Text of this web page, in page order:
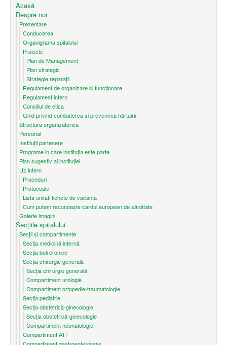
Acasă
Despre noi
Prezentare
Conducerea
Organigrama spitalului
Proiecte
Plan de Management
Plan strategic
Strategie reparații
Regulament de organizare si funcționare
Regulament intern
Consiliul de etica
Ghid privind combaterea si prevenirea hărțuirii
Structura organizatorica
Personal
Instituții partenere
Programe in care instituția este parte
Plan sugestiv al instituției
Uz intern
Proceduri
Protocoale
Lista unitati tichete de vacanta
Cum putem recunoaşte cardul european de sănătate
Galerie imagini
Secțiile spitalului
Secții și compartimente
Secţia medicină internă
Secția boli cronice
Secția chirurgie generală
Secția chirurgie generală
Compartiment urologie
Compartiment ortopedie-traumatologie
Secția pediatrie
Secția obstetrică-ginecologie
Secția obstetrică-ginecologie
Compartiment neonatologie
Compartiment ATI